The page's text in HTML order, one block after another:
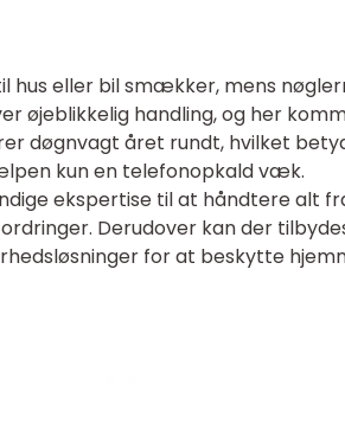
hus eller bil smækker, mens
øjeblikkelig handling, og her
døgnvagt året rundt, hvilket
kun en telefonopkald væk.
ekspertise til at håndtere alt
Derudover kan der
for at beskytte